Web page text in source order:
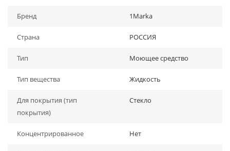
Бренд 1Marka
Страна РОССИЯ
Тип Моющее средство
Тип вещества Жидкость
Для покрытия (тип
покрытия)
Стекло
Концентрированное Нет